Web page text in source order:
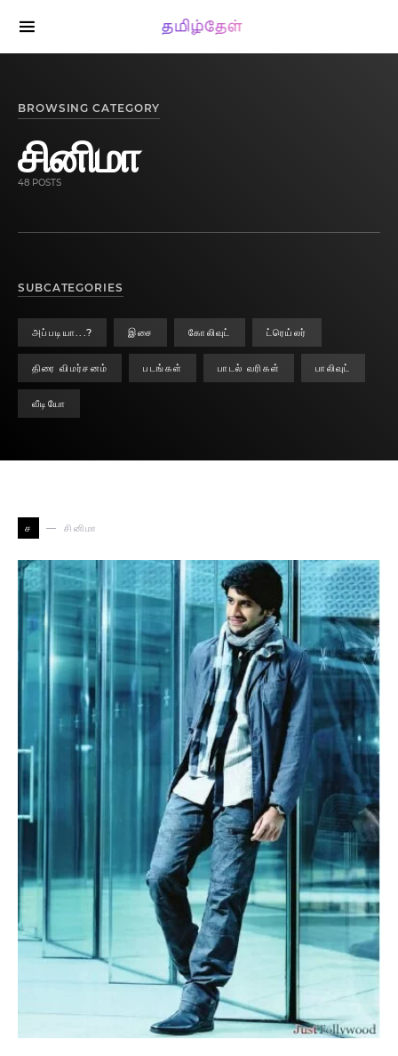
SEARCH FOR:
BROWSING CATEGORY
சினிமா
48 POSTS
SUBCATEGORIES
அப்படியா...? இசை கோலிவுட் ட்ரெய்லர்
திரை விமர்சனம் படங்கள் பாடல் வரிகள் பாலிவுட்
வீடியோ
ச சினிமா